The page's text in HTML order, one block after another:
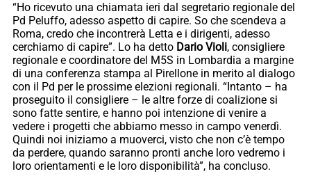
“Ho ricevuto una chiamata ieri dal segretario regionale del
Pd Peluffo, adesso aspetto di capire. So che scendeva a
Roma, credo che incontrerà Letta e i dirigenti, adesso
cerchiamo di capire”. Lo ha detto Dario Violi, consigliere
regionale e coordinatore del M5S in Lombardia a margine
di una conferenza stampa al Pirellone in merito al dialogo
con il Pd per le prossime elezioni regionali. “Intanto – ha
proseguito il consigliere – le altre forze di coalizione si
sono fatte sentire, e hanno poi intenzione di venire a
vedere i progetti che abbiamo messo in campo venerdì.
Quindi noi iniziamo a muoverci, visto che non c’è tempo
da perdere, quando saranno pronti anche loro vedremo i
loro orientamenti e le loro disponibilità”, ha concluso.